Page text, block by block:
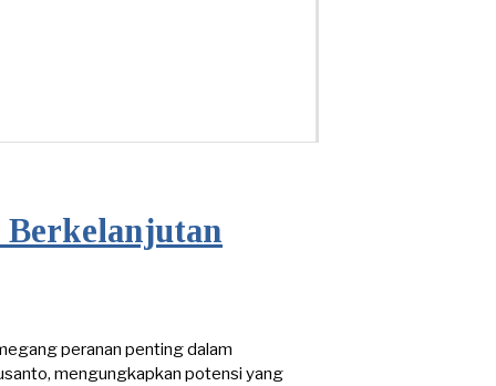
peranan penting dalam
mengungkapkan potensi yang